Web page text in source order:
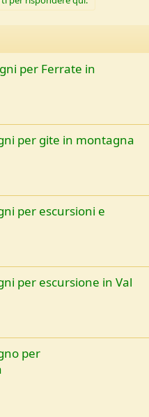
per Ferrate in
per gite in montagna
per escursioni e
per escursione in Val
per